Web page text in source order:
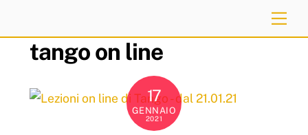
contenttango on line
17
GENNAIO
2021